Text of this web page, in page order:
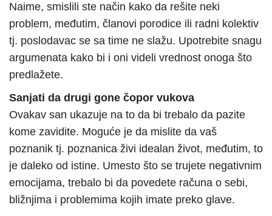
Naime, smislili ste način kako da rešite neki
problem, međutim, članovi porodice ili radni kolektiv
tj. poslodavac se sa time ne slažu. Upotrebite snagu
argumenata kako bi i oni videli vrednost onoga što
predlažete.
Sanjati da drugi gone čopor vukova
Ovakav san ukazuje na to da bi trebalo da pazite
kome zavidite. Moguće je da mislite da vaš
poznanik tj. poznanica živi idealan život, međutim, to
je daleko od istine. Umesto što se trujete negativnim
emocijama, trebalo bi da povedete računa o sebi,
bližnjima i problemima kojih imate preko glave.